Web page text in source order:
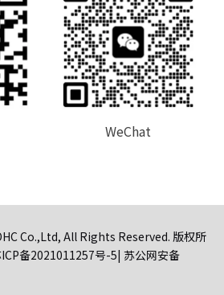
WeChat
Co.,Ltd, All Rights Reserved. 版权所
备2021011257号-5| 苏公网安备